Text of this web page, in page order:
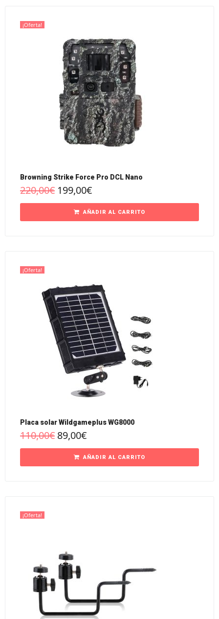
¡Oferta!
Browning Strike Force Pro DCL Nano
220,00€ 199,00€
AÑADIR AL CARRITO
¡Oferta!
Placa solar Wildgameplus WG8000
110,00€ 89,00€
AÑADIR AL CARRITO
¡Oferta!